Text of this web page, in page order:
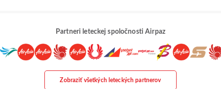
Partneri leteckej spoločnosti Airpaz
Zobraziť všetkých leteckých partnerov